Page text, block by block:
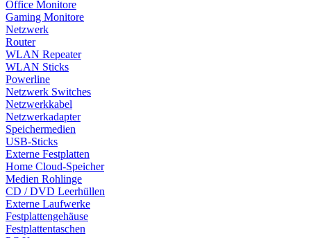
Office Monitore
Gaming Monitore
Netzwerk
Router
WLAN Repeater
WLAN Sticks
Powerline
Netzwerk Switches
Netzwerkkabel
Netzwerkadapter
Speichermedien
USB-Sticks
Externe Festplatten
Home Cloud-Speicher
Medien Rohlinge
CD / DVD Leerhüllen
Externe Laufwerke
Festplattengehäuse
Festplattentaschen